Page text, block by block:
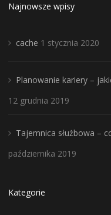
Najnowsze wpisy
cache 1 stycznia 2020
Planowanie kariery –
12 grudnia 2019
Tajemnica służbowa –
października 2019
Kategorie